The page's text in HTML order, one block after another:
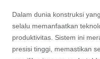
Dalam dunia konstruksi
selalu memanfaatkan
produktivitas. Sistem ini
presisi tinggi, memastikan